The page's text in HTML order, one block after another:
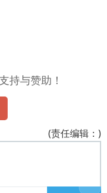
持与赞助！
(责任编辑：)